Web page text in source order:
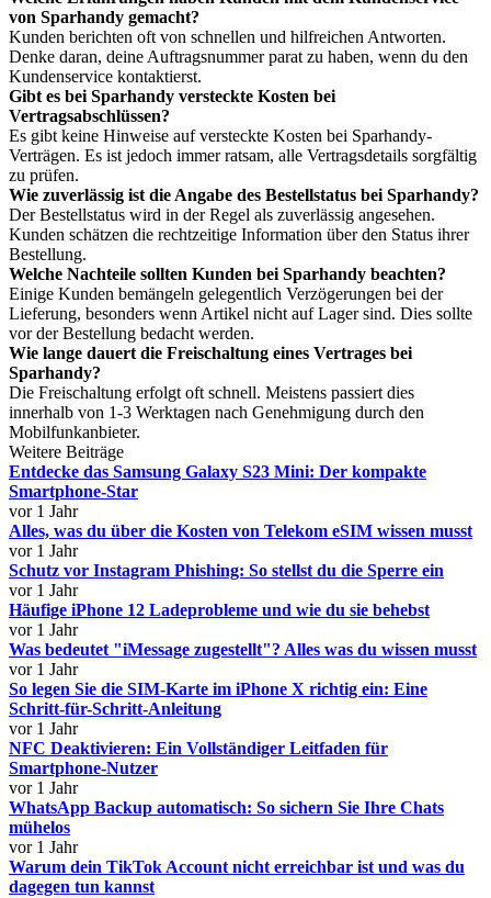
von Sparhandy gemacht?
Kunden berichten oft von schnellen und hilfreichen Antworten.
Denke daran, deine Auftragsnummer parat zu haben, wenn du den
Kundenservice kontaktierst.
Gibt es bei Sparhandy versteckte Kosten bei
Vertragsabschlüssen?
Es gibt keine Hinweise auf versteckte Kosten bei Sparhandy-
Verträgen. Es ist jedoch immer ratsam, alle Vertragsdetails sorgfältig
zu prüfen.
Wie zuverlässig ist die Angabe des Bestellstatus bei Sparhandy?
Der Bestellstatus wird in der Regel als zuverlässig angesehen.
Kunden schätzen die rechtzeitige Information über den Status ihrer
Bestellung.
Welche Nachteile sollten Kunden bei Sparhandy beachten?
Einige Kunden bemängeln gelegentlich Verzögerungen bei der
Lieferung, besonders wenn Artikel nicht auf Lager sind. Dies sollte
vor der Bestellung bedacht werden.
Wie lange dauert die Freischaltung eines Vertrages bei
Sparhandy?
Die Freischaltung erfolgt oft schnell. Meistens passiert dies
innerhalb von 1-3 Werktagen nach Genehmigung durch den
Mobilfunkanbieter.
Weitere Beiträge
Entdecke das Samsung Galaxy S23 Mini: Der kompakte
Smartphone-Star
vor 1 Jahr
Alles, was du über die Kosten von Telekom eSIM wissen musst
vor 1 Jahr
Schutz vor Instagram Phishing: So stellst du die Sperre ein
vor 1 Jahr
Häufige iPhone 12 Ladeprobleme und wie du sie behebst
vor 1 Jahr
Was bedeutet "iMessage zugestellt"? Alles was du wissen musst
vor 1 Jahr
So legen Sie die SIM-Karte im iPhone X richtig ein: Eine
Schritt-für-Schritt-Anleitung
vor 1 Jahr
NFC Deaktivieren: Ein Vollständiger Leitfaden für
Smartphone-Nutzer
vor 1 Jahr
WhatsApp Backup automatisch: So sichern Sie Ihre Chats
mühelos
vor 1 Jahr
Warum dein TikTok Account nicht erreichbar ist und was du
dagegen tun kannst